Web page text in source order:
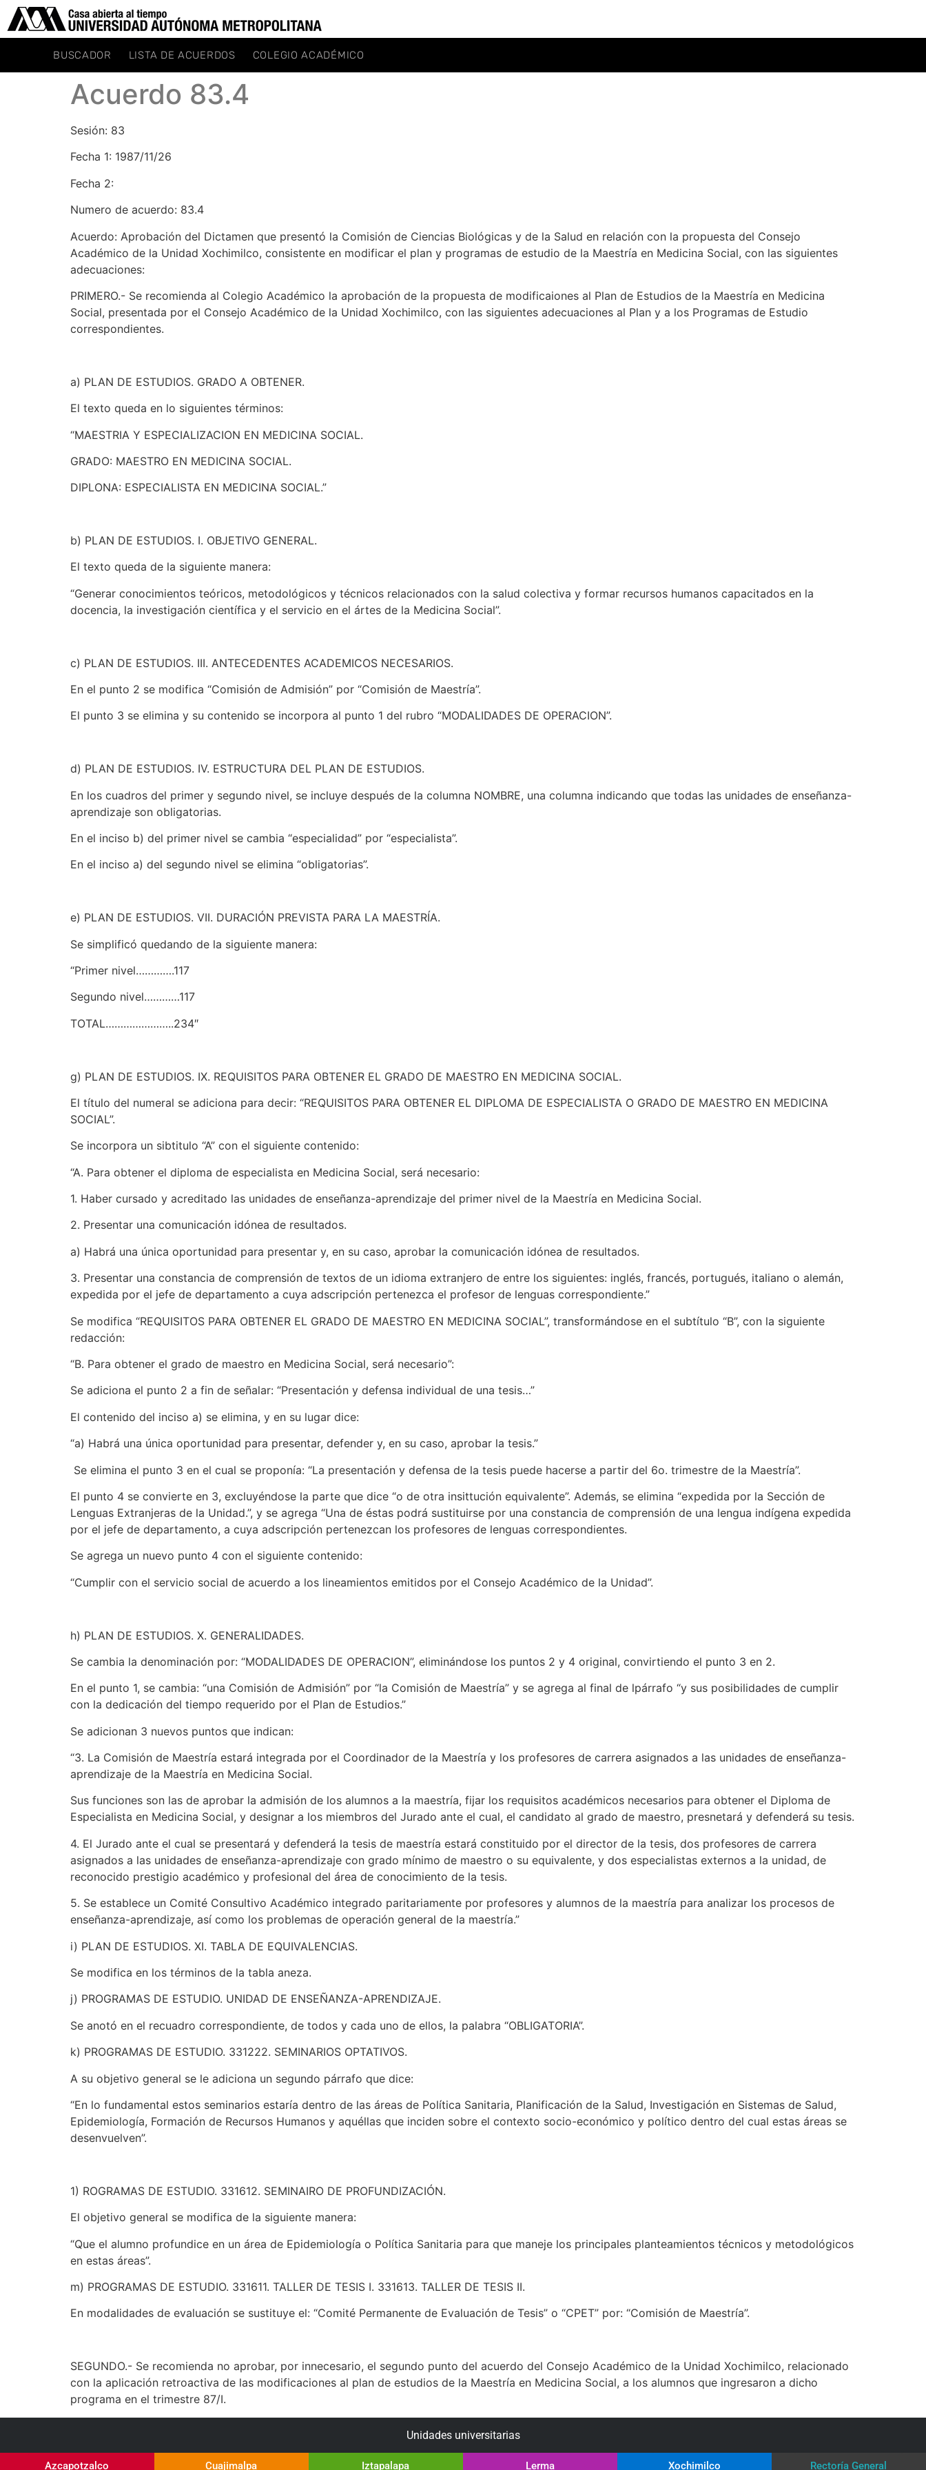
BUSCADOR LISTA DE ACUERDOS COLEGIO ACADÉMICO
Acuerdo 83.4
Sesión: 83
Fecha 1: 1987/11/26
Fecha 2:
Numero de acuerdo: 83.4
Acuerdo: Aprobación del Dictamen que presentó la Comisión de Ciencias Biológicas y de la Salud en relación con la propuesta del Consejo
Académico de la Unidad Xochimilco, consistente en modificar el plan y programas de estudio de la Maestría en Medicina Social, con las siguientes
adecuaciones:
PRIMERO.- Se recomienda al Colegio Académico la aprobación de la propuesta de modificaiones al Plan de Estudios de la Maestría en Medicina
Social, presentada por el Consejo Académico de la Unidad Xochimilco, con las siguientes adecuaciones al Plan y a los Programas de Estudio
correspondientes.
a) PLAN DE ESTUDIOS. GRADO A OBTENER.
El texto queda en lo siguientes términos:
“MAESTRIA Y ESPECIALIZACION EN MEDICINA SOCIAL.
GRADO: MAESTRO EN MEDICINA SOCIAL.
DIPLONA: ESPECIALISTA EN MEDICINA SOCIAL.”
b) PLAN DE ESTUDIOS. I. OBJETIVO GENERAL.
El texto queda de la siguiente manera:
“Generar conocimientos teóricos, metodológicos y técnicos relacionados con la salud colectiva y formar recursos humanos capacitados en la
docencia, la investigación científica y el servicio en el ártes de la Medicina Social”.
c) PLAN DE ESTUDIOS. III. ANTECEDENTES ACADEMICOS NECESARIOS.
En el punto 2 se modifica “Comisión de Admisión” por “Comisión de Maestría”.
El punto 3 se elimina y su contenido se incorpora al punto 1 del rubro “MODALIDADES DE OPERACION”.
d) PLAN DE ESTUDIOS. IV. ESTRUCTURA DEL PLAN DE ESTUDIOS.
En los cuadros del primer y segundo nivel, se incluye después de la columna NOMBRE, una columna indicando que todas las unidades de enseñanza-
aprendizaje son obligatorias.
En el inciso b) del primer nivel se cambia “especialidad” por “especialista”.
En el inciso a) del segundo nivel se elimina “obligatorias”.
e) PLAN DE ESTUDIOS. VII. DURACIÓN PREVISTA PARA LA MAESTRÍA.
Se simplificó quedando de la siguiente manera:
“Primer nivel………….117
Segundo nivel…………117
TOTAL…………………..234″
g) PLAN DE ESTUDIOS. IX. REQUISITOS PARA OBTENER EL GRADO DE MAESTRO EN MEDICINA SOCIAL.
El título del numeral se adiciona para decir: “REQUISITOS PARA OBTENER EL DIPLOMA DE ESPECIALISTA O GRADO DE MAESTRO EN MEDICINA
SOCIAL”.
Se incorpora un sibtitulo “A” con el siguiente contenido:
“A. Para obtener el diploma de especialista en Medicina Social, será necesario:
1. Haber cursado y acreditado las unidades de enseñanza-aprendizaje del primer nivel de la Maestría en Medicina Social.
2. Presentar una comunicación idónea de resultados.
a) Habrá una única oportunidad para presentar y, en su caso, aprobar la comunicación idónea de resultados.
3. Presentar una constancia de comprensión de textos de un idioma extranjero de entre los siguientes: inglés, francés, portugués, italiano o alemán,
expedida por el jefe de departamento a cuya adscripción pertenezca el profesor de lenguas correspondiente.”
Se modifica “REQUISITOS PARA OBTENER EL GRADO DE MAESTRO EN MEDICINA SOCIAL”, transformándose en el subtítulo “B”, con la siguiente
redacción:
“B. Para obtener el grado de maestro en Medicina Social, será necesario”:
Se adiciona el punto 2 a fin de señalar: “Presentación y defensa individual de una tesis…”
El contenido del inciso a) se elimina, y en su lugar dice:
“a) Habrá una única oportunidad para presentar, defender y, en su caso, aprobar la tesis.”
Se elimina el punto 3 en el cual se proponía: “La presentación y defensa de la tesis puede hacerse a partir del 6o. trimestre de la Maestría”.
El punto 4 se convierte en 3, excluyéndose la parte que dice “o de otra insittución equivalente”. Además, se elimina “expedida por la Sección de
Lenguas Extranjeras de la Unidad.”, y se agrega “Una de éstas podrá sustituirse por una constancia de comprensión de una lengua indígena expedida
por el jefe de departamento, a cuya adscripción pertenezcan los profesores de lenguas correspondientes.
Se agrega un nuevo punto 4 con el siguiente contenido:
“Cumplir con el servicio social de acuerdo a los lineamientos emitidos por el Consejo Académico de la Unidad”.
h) PLAN DE ESTUDIOS. X. GENERALIDADES.
Se cambia la denominación por: “MODALIDADES DE OPERACION”, eliminándose los puntos 2 y 4 original, convirtiendo el punto 3 en 2.
En el punto 1, se cambia: “una Comisión de Admisión” por “la Comisión de Maestría” y se agrega al final de lpárrafo “y sus posibilidades de cumplir
con la dedicación del tiempo requerido por el Plan de Estudios.”
Se adicionan 3 nuevos puntos que indican:
“3. La Comisión de Maestría estará integrada por el Coordinador de la Maestría y los profesores de carrera asignados a las unidades de enseñanza-
aprendizaje de la Maestría en Medicina Social.
Sus funciones son las de aprobar la admisión de los alumnos a la maestría, fijar los requisitos académicos necesarios para obtener el Diploma de
Especialista en Medicina Social, y designar a los miembros del Jurado ante el cual, el candidato al grado de maestro, presnetará y defenderá su tesis.
4. El Jurado ante el cual se presentará y defenderá la tesis de maestría estará constituido por el director de la tesis, dos profesores de carrera
asignados a las unidades de enseñanza-aprendizaje con grado mínimo de maestro o su equivalente, y dos especialistas externos a la unidad, de
reconocido prestigio académico y profesional del área de conocimiento de la tesis.
5. Se establece un Comité Consultivo Académico integrado paritariamente por profesores y alumnos de la maestría para analizar los procesos de
enseñanza-aprendizaje, así como los problemas de operación general de la maestría.”
i) PLAN DE ESTUDIOS. XI. TABLA DE EQUIVALENCIAS.
Se modifica en los términos de la tabla aneza.
j) PROGRAMAS DE ESTUDIO. UNIDAD DE ENSEÑANZA-APRENDIZAJE.
Se anotó en el recuadro correspondiente, de todos y cada uno de ellos, la palabra “OBLIGATORIA”.
k) PROGRAMAS DE ESTUDIO. 331222. SEMINARIOS OPTATIVOS.
A su objetivo general se le adiciona un segundo párrafo que dice:
“En lo fundamental estos seminarios estaría dentro de las áreas de Política Sanitaria, Planificación de la Salud, Investigación en Sistemas de Salud,
Epidemiología, Formación de Recursos Humanos y aquéllas que inciden sobre el contexto socio-económico y político dentro del cual estas áreas se
desenvuelven”.
1) ROGRAMAS DE ESTUDIO. 331612. SEMINAIRO DE PROFUNDIZACIÓN.
El objetivo general se modifica de la siguiente manera:
“Que el alumno profundice en un área de Epidemiología o Política Sanitaria para que maneje los principales planteamientos técnicos y metodológicos
en estas áreas”.
m) PROGRAMAS DE ESTUDIO. 331611. TALLER DE TESIS I. 331613. TALLER DE TESIS II.
En modalidades de evaluación se sustituye el: “Comité Permanente de Evaluación de Tesis” o “CPET” por: “Comisión de Maestría”.
SEGUNDO.- Se recomienda no aprobar, por innecesario, el segundo punto del acuerdo del Consejo Académico de la Unidad Xochimilco, relacionado
con la aplicación retroactiva de las modificaciones al plan de estudios de la Maestría en Medicina Social, a los alumnos que ingresaron a dicho
programa en el trimestre 87/I.
Unidades universitarias
Azcapotzalco Cuajimalpa Iztapalapa Lerma Xochimilco Rectoría General